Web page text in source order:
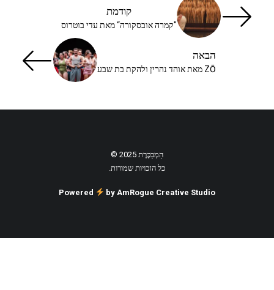
קודמת
"קמרה אובסקורה“ מאת עדי בוטרוס
הבאה
ZŌ מאת אוהד נהרין ולהקת בת שבע
הַמְבַכֶּרֶת 2025 ©
כל הזכויות שמורות.
Powered by AmRogue Creative Studio